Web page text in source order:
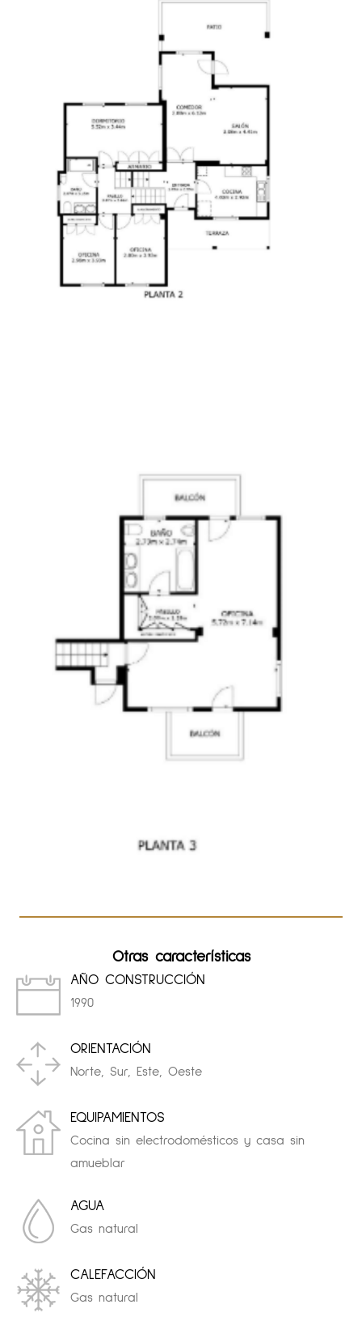
Otras características
AÑO CONSTRUCCIÓN
1990
ORIENTACIÓN
Norte, Sur, Este, Oeste
EQUIPAMIENTOS
Cocina sin electrodomésticos y casa sin
amueblar
AGUA
Gas natural
CALEFACCIÓN
Gas natural